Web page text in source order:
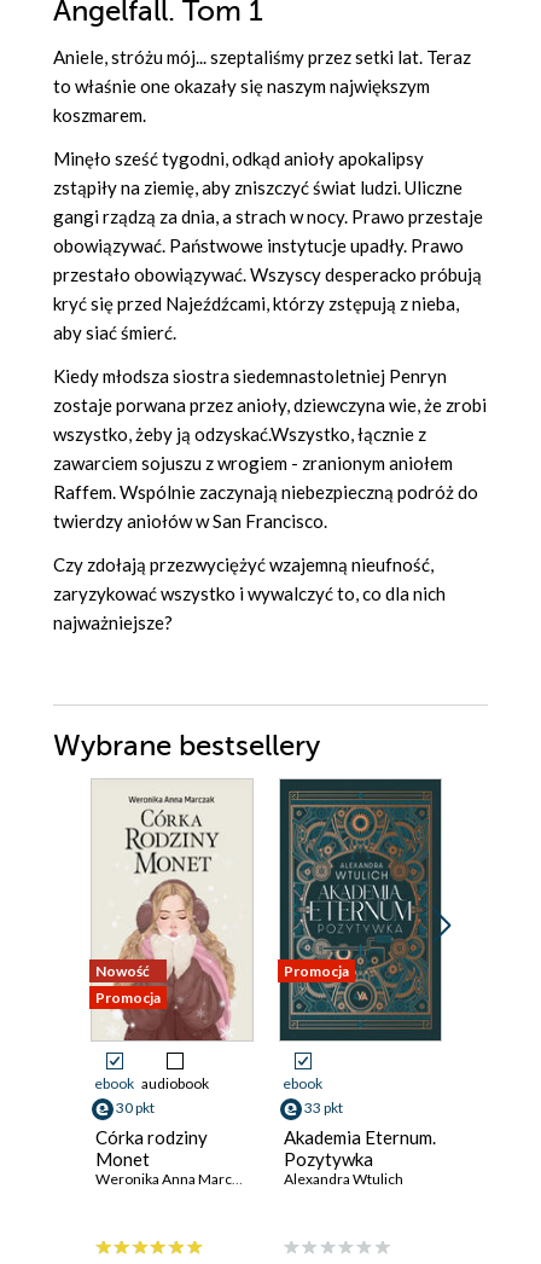
Angelfall. Tom 1
Aniele, stróżu mój... szeptaliśmy przez setki lat. Teraz
to właśnie one okazały się naszym największym
koszmarem.
Minęło sześć tygodni, odkąd anioły apokalipsy
zstąpiły na ziemię, aby zniszczyć świat ludzi. Uliczne
gangi rządzą za dnia, a strach w nocy. Prawo przestaje
obowiązywać. Państwowe instytucje upadły. Prawo
przestało obowiązywać. Wszyscy desperacko próbują
kryć się przed Najeźdźcami, którzy zstępują z nieba,
aby siać śmierć.
Kiedy młodsza siostra siedemnastoletniej Penryn
zostaje porwana przez anioły, dziewczyna wie, że zrobi
wszystko, żeby ją odzyskać.Wszystko, łącznie z
zawarciem sojuszu z wrogiem - zranionym aniołem
Raffem. Wspólnie zaczynają niebezpieczną podróż do
twierdzy aniołów w San Francisco.
Czy zdołają przezwyciężyć wzajemną nieufność,
zaryzykować wszystko i wywalczyć to, co dla nich
najważniejsze?
Wybrane bestsellery
Nowość
Promocja
ebook audiobook
30 pkt
Córka rodziny
Monet
Promocja
ebook
33 pkt
Akademia Eternum.
Pozytywka
Alexandra Wtulich